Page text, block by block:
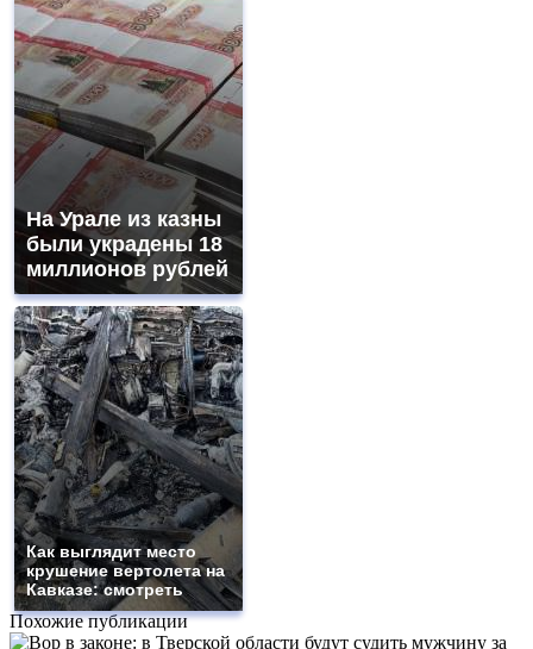
На Урале из казны
были украдены 18
миллионов рублей
Как выглядит место
крушение вертолета на
Кавказе: смотреть
Похожие публикации